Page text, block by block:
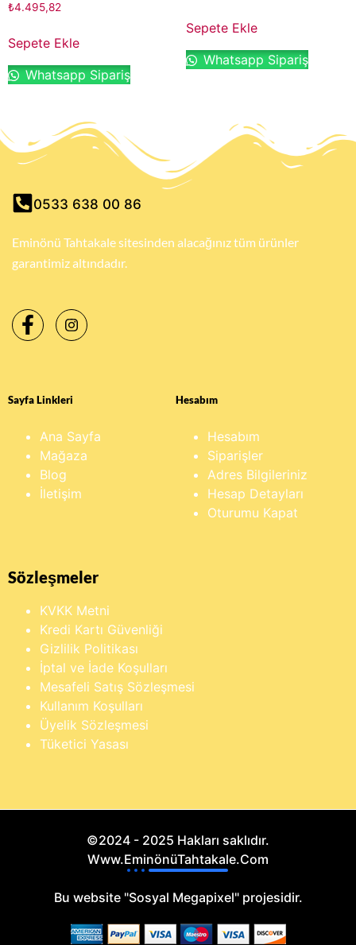
₺4.495,82
Sepete Ekle
Whatsapp Sipariş
Sepete Ekle
Whatsapp Sipariş
0533 638 00 86
Eminönü Tahtakale sitesinden alacağınız tüm ürünler
garantimiz altındadır.
Sayfa Linkleri
Ana Sayfa
Mağaza
Blog
İletişim
Hesabım
Hesabım
Siparişler
Adres Bilgileriniz
Hesap Detayları
Oturumu Kapat
Sözleşmeler
KVKK Metni
Kredi Kartı Güvenliği
Gizlilik Politikası
İptal ve İade Koşulları
Mesafeli Satış Sözleşmesi
Kullanım Koşulları
Üyelik Sözleşmesi
Tüketici Yasası
©2024 - 2025 Hakları saklıdır.
Www.EminönüTahtakale.Com
Bu website "Sosyal Megapixel" projesidir.